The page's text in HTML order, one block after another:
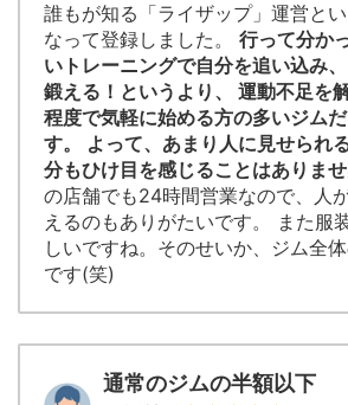
誰もが知る「ライザップ」運営と
なって登録しました。 行って分か
いトレーニングで自分を追い込み
鍛える！というより、 運動不足を
程度で気軽に始める方の多いジム
す。 よって、あまり人に見せられ
分もひけ目を感じることはありませ
の店舗でも24時間営業なので、人
えるのもありがたいです。 また服
しいですね。そのせいか、ジム全
です(笑)
通常のジムの半額以下